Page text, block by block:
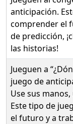
anticipación.
comprender el
de predicción,
las historias!
Jueguen a
juego de
Use sus
Este tipo de
el futuro y a